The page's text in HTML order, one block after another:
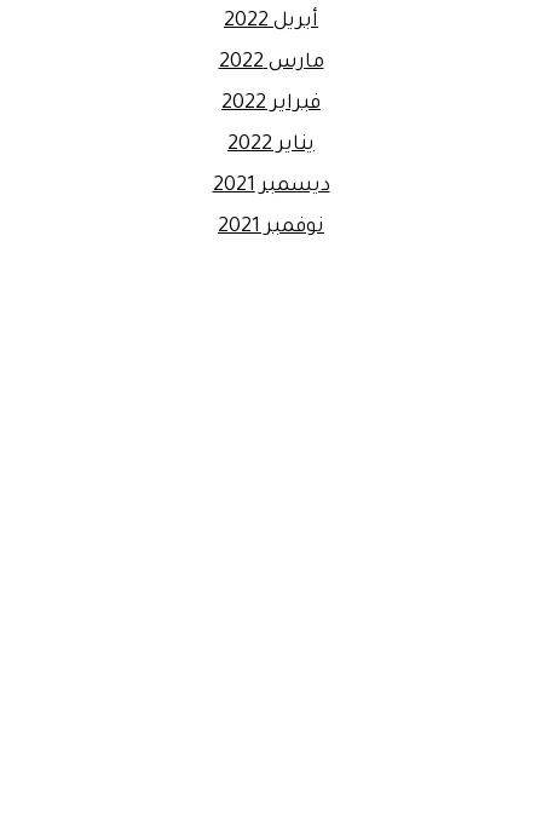
أبريل 2022
مارس 2022
فبراير 2022
يناير 2022
ديسمبر 2021
نوفمبر 2021